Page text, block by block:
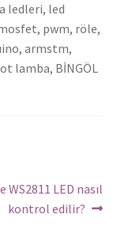
ledleri, led
pwm, röle,
armstm,
lamba, BİNGÖL
WS2811 LED nasıl
kontrol edilir?